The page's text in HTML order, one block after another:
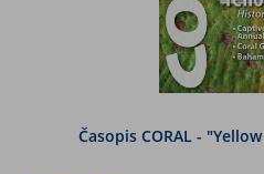
Časopis CORAL -